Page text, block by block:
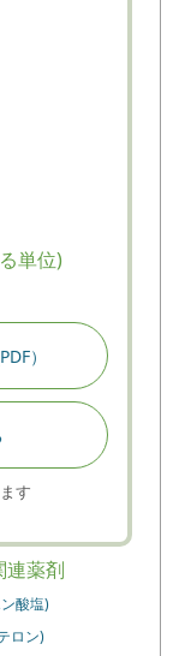
単位)
）
す
連薬剤
酸塩)
ロン)